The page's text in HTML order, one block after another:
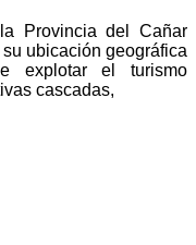
Provincia del Cañar
ubicación geográfica
explotar el turismo
cascadas,